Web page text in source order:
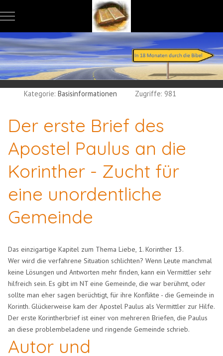
Mobile Menu Toggle
Kategorie:Basisinformationen Zugriffe: 981
Der erste Brief des
Apostel Paulus an die
Korinther - Zucht für
eine unordentliche
Gemeinde
Das einzigartige Kapitel zum Thema Liebe, 1. Korinther 13.
Wer wird die verfahrene Situation schlichten? Wenn Leute manchmal
keine Lösungen und Antworten mehr finden, kann ein Vermittler sehr
hilfreich sein. Es gibt im NT eine Gemeinde, die war berühmt, oder
sollte man eher sagen berüchtigt, für ihre Konflikte - die Gemeinde in
Korinth. Glückerweise kam der Apostel Paulus als Vermittler zur Hilfe.
Der erste Korintherbrief ist einer von mehreren Briefen, die Paulus
an diese problembeladene und ringende Gemeinde schrieb.
Autor und